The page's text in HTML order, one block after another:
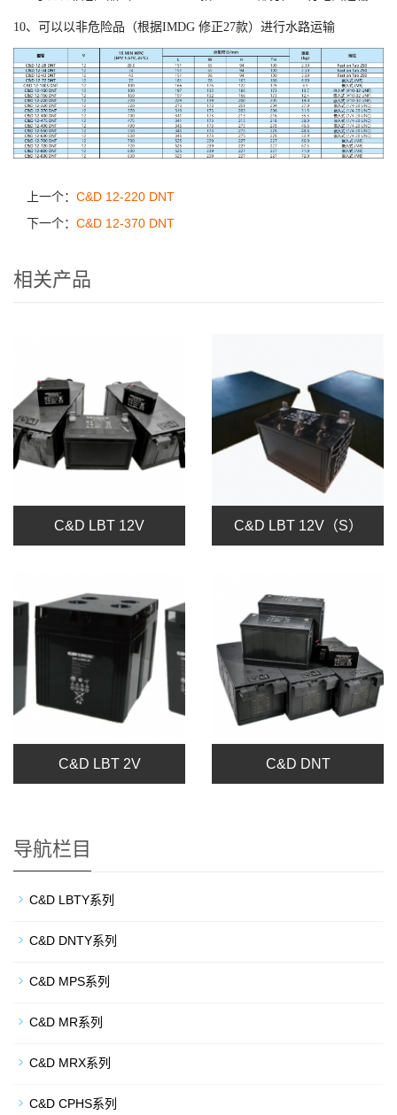
10、可以以非危险品（根据IMDG 修正27款）进行水路运输
上一个： C&D 12-220 DNT
下一个： C&D 12-370 DNT
相关产品
C&D LBT 12V C&D LBT 12V（S）
C&D LBT 2V C&D DNT
导航栏目
C&D LBTY系列
C&D DNTY系列
C&D MPS系列
C&D MR系列
C&D MRX系列
C&D CPHS系列